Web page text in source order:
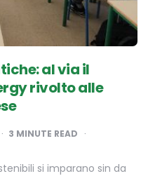
al via il
rivolto alle
3 MINUTE READ
si imparano sin da